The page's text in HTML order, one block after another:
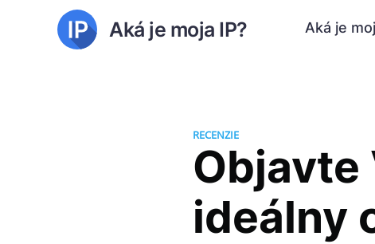
Aká je moja IP? Aká je
RECENZIE
Objavte
ideálny